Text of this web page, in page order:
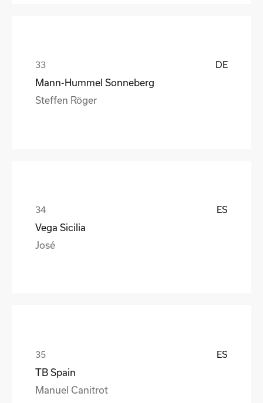
DE
Mann-Hummel Sonneberg
Steffen Röger
ES
Vega Sicilia
José
ES
TB Spain
Manuel Canitrot